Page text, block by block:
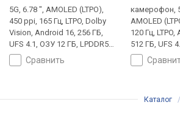
5G, 6.78 ", AMOLED (LTPO),
450 ppi, 165 Гц, LTPO, Dolby
Vision, Android 16, 256 ГБ,
UFS 4.1, ОЗУ 12 ГБ, LPDDR5X,
мощный процессор,
Snapdragon 8 Elite Gen 5
съемка 4K, стабилизация,
сравнить
камерофон,
AMOLED
120 Гц, LTPO,
512 ГБ, UFS
LPDDR5X,
процессор,
50 МП,Каталог